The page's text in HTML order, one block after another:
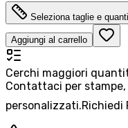
Seleziona taglie e
Aggiungi al carrello
Cerchi maggiori
Contattaci per
personalizzati.Richiedi